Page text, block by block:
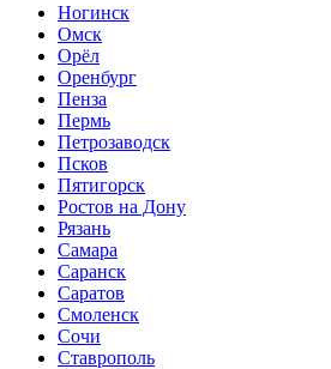
Ногинск
Омск
Орёл
Оренбург
Пенза
Пермь
Петрозаводск
Псков
Пятигорск
Ростов на Дону
Рязань
Самара
Саранск
Саратов
Смоленск
Сочи
Ставрополь